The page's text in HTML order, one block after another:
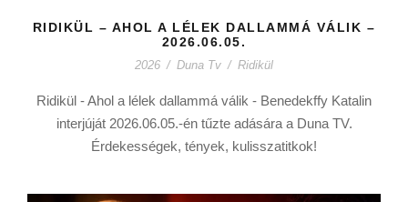
RIDIKÜL – AHOL A LÉLEK DALLAMMÁ VÁLIK –
2026.06.05.
2026 / Duna Tv / Ridikül
Ridikül - Ahol a lélek dallammá válik - Benedekffy Katalin
interjúját 2026.06.05.-én tűzte adására a Duna TV.
Érdekességek, tények, kulisszatitkok!